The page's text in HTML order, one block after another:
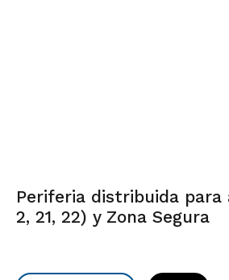
Periferia distribuida para
2, 21, 22) y Zona Segura